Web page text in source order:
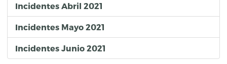
Incidentes Abril 2021
Incidentes Mayo 2021
Incidentes Junio 2021